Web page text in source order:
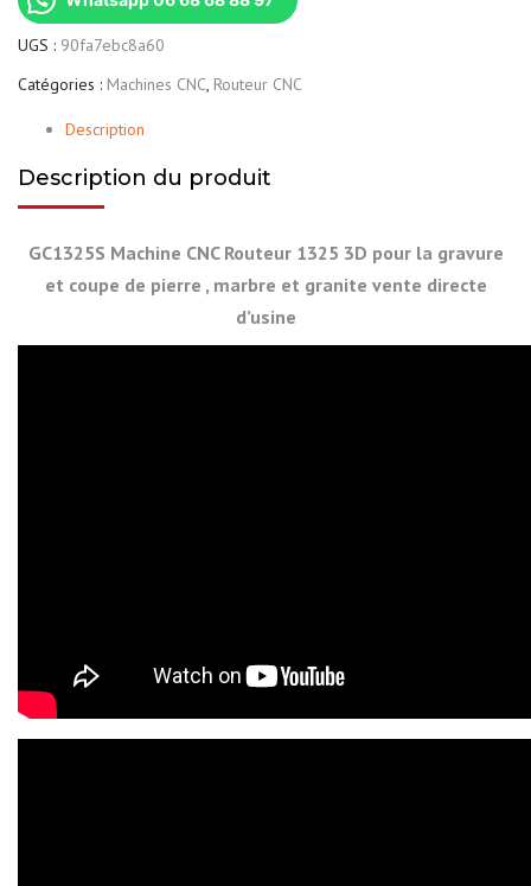
UGS : 90fa7ebc8a60
Catégories : Machines CNC, Routeur CNC
Description
Description du produit
GC1325S Machine CNC Routeur 1325 3D pour la gravure
et coupe de pierre , marbre et granite vente directe
d’usine